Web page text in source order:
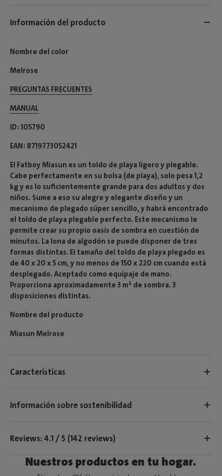
Información del producto
Nombre del color
Melrose
PREGUNTAS FRECUENTES
MANUAL
ID 105790
EAN 8719773052421
El Fatboy Miasun es un toldo de playa ligero y plegable.
Cabe perfectamente en su bolsa (de playa), solo pesa 1,2
kg y es lo suficientemente grande para dos adultos y dos
niños. Sume a eso su alegre y elegante diseño y un
mecanismo de plegado súper sencillo, y habrá encontrado
el toldo de playa plegable perfecto. Este mecanismo le
permite crear su propio oasis de sombra en cuestión de
minutos. La lona de algodón se puede disponer de tres
formas distintas. El tamaño del toldo de playa plegado es
de 40 x 20 x 5 cm, y no menos de 150 x 220 cm cuando está
desplegado. Aceptado como equipaje de mano.
Proporciona aproximadamente 3 m² de sombra. 3
disposiciones distintas.
Nombre del producto
Miasun Melrose
Características
Información sobre sostenibilidad
Reviews: 4.1 / 5 (142 reviews)
Nuestros productos en tu hogar.